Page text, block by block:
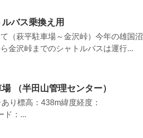
バス乗換え用
（萩平駐車場～金沢峠）今年の雄国沼
金沢峠までのシャトルバスは運行...
（半田山管理センター）
り標高：438m緯度経度：
ド：...